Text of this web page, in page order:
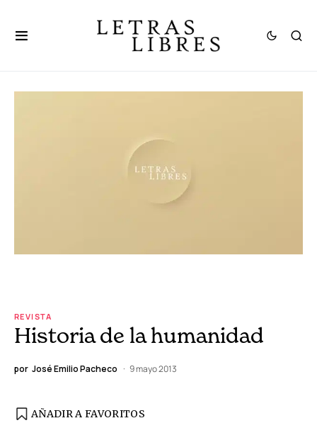
REVISTA
Historia de la humanidad
por José Emilio Pacheco 9 mayo 2013
AÑADIR A FAVORITOS